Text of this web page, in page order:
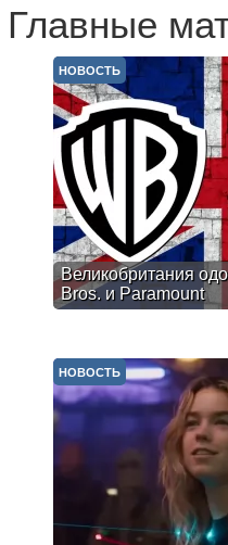
Главные
Великобритания
Bros. и Paramount
НОВОСТЬ
НОВОСТЬ